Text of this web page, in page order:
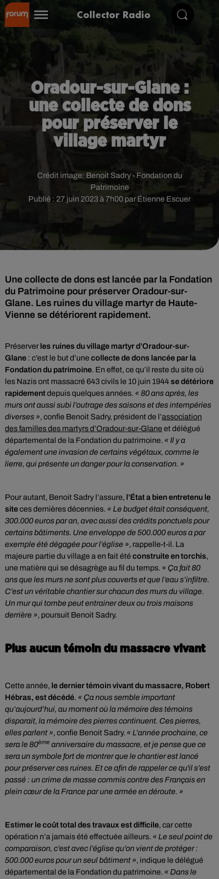
Collector Radio
Oradour-sur-Glane :
une collecte de dons
pour préserver le
village martyr
Publié : 27 juin 2023 à 7h00 par Étienne Escuer
Crédit image: Benoit Sadry - Fondation du
Patrimoine
Une collecte de dons est lancée par la Fondation
du Patrimoine pour préserver Oradour-sur-
Glane. Les ruines du village martyr de Haute-
Vienne se détériorent rapidement.
Préserver les ruines du village martyr d’Oradour-sur-
Glane : c’est le but d’une collecte de dons lancée par la
Fondation du patrimoine. En effet, ce qu’il reste du site où
les Nazis ont massacré 643 civils le 10 juin 1944se détériore
rapidementdepuis quelques années. « 80 ans après, les
murs ont aussi subi l’outrage des saisons et des intempéries
diverses », confie Benoit Sadry, président de l’association
des familles des martyrs d’Oradour-sur-Glane et délégué
départemental de la Fondation du patrimoine. « Il y a
également une invasion de certains végétaux, comme le
lierre, qui présente un danger pour la conservation. »
Pour autant, Benoit Sadry l’assure, l’État a bien entretenu le
siteces dernières décennies. « Le budget était conséquent,
300.000 euros par an, avec aussi des crédits ponctuels pour
certains bâtiments. Une enveloppe de 500.000 euros a par
exemple été dégagée pour l’église », rappelle-t-il. La
majeure partie du village a en fait été construite en torchis,
une matière qui se désagrège au fil du temps. « Ça fait 80
ans que les murs ne sont plus couverts et que l’eau s’infiltre.
C’est un véritable chantier sur chacun des murs du village.
Un mur qui tombe peut entrainer deux ou trois maisons
derrière », poursuit Benoit Sadry.
Plus aucun témoin du massacre vivant
Cette année, le dernier témoin vivant du massacre, Robert
Hébras, est décédé. « Ça nous semble important
qu’aujourd’hui, au moment où la mémoire des témoins
disparait, la mémoire des pierres continuent. Ces pierres,
elles parlent », confie Benoit Sadry. « L’année prochaine, ce
sera le 80ème anniversaire du massacre, et je pense que ce
sera un symbole fort de montrer que le chantier est lancé
pour préserver ces ruines. Et ce afin de rappeler ce qu'il s’est
passé : un crime de masse commis contre des Français en
plein cœur de la France par une armée en déroute. »
Estimer le coût total des travaux est difficile, car cette
opération n’a jamais été effectuée ailleurs. « Le seul point de
comparaison, c’est avec l’église qu’on vient de protéger :
500.000 euros pour un seul bâtiment », indique le délégué
départemental de la Fondation du patrimoine. « Dans le